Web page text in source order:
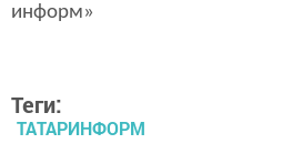
информ»
Теги:
ТАТАРИНФОРМ